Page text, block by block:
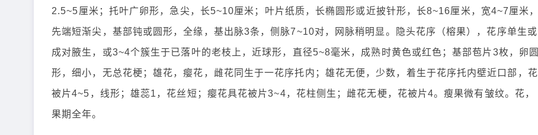
2.5~5厘米；托叶广卵形，急尖，长5~10厘米；叶片纸质，长椭圆形或近披针形，长8~16厘米，宽4~7厘米，
先端短渐尖，基部钝或圆形，全缘，基出脉3条，侧脉7~10对，网脉稍明显。隐头花序（榕果），花序单生或
成对腋生，或3~4个簇生于已落叶的老枝上，近球形，直径5~8毫米，成熟时黄色或红色；基部苞片3枚，卵圆
形，细小，无总花梗；雄花，瘿花，雌花同生于一花序托内；雄花无便，少数，着生于花序托内壁近口部，花
被片4~5，线形；雄蕊1，花丝短；瘿花具花被片3~4，花柱侧生；雌花无梗，花被片4。瘦果微有皱纹。花，
果期全年。